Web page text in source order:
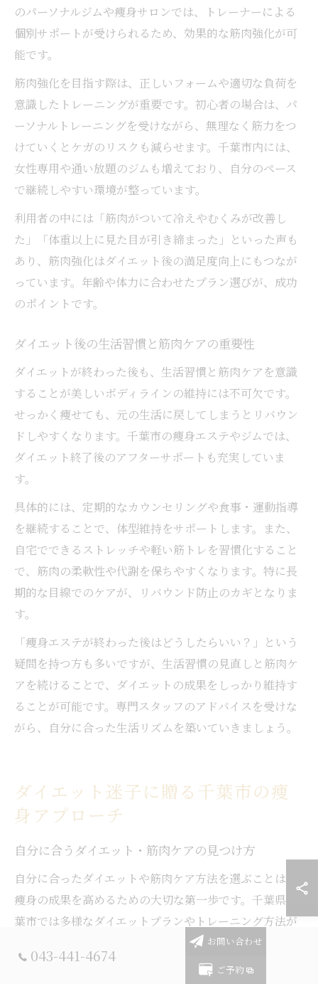
のパーソナルジムや痩身サロンでは、トレーナーによる
個別サポートが受けられるため、効果的な筋肉強化が可
能です。
筋肉強化を目指す際は、正しいフォームや適切な負荷を
意識したトレーニングが重要です。初心者の場合は、パ
ーソナルトレーニングを受けながら、無理なく筋力をつ
けていくとケガのリスクも減らせます。千葉市内には、
女性専用や通い放題のジムも増えており、自分のペース
で継続しやすい環境が整っています。
利用者の中には「筋肉がついて冷えやむくみが改善し
た」「体重以上に見た目が引き締まった」といった声も
あり、筋肉強化はダイエット後の満足度向上にもつなが
っています。年齢や体力に合わせたプラン選びが、成功
のポイントです。
ダイエット後の生活習慣と筋肉ケアの重要性
ダイエットが終わった後も、生活習慣と筋肉ケアを意識
することが美しいボディラインの維持には不可欠です。
せっかく痩せても、元の生活に戻してしまうとリバウン
ドしやすくなります。千葉市の痩身エステやジムでは、
ダイエット終了後のアフターサポートも充実していま
す。
具体的には、定期的なカウンセリングや食事・運動指導
を継続することで、体型維持をサポートします。また、
自宅でできるストレッチや軽い筋トレを習慣化すること
で、筋肉の柔軟性や代謝を保ちやすくなります。特に長
期的な目線でのケアが、リバウンド防止のカギとなりま
す。
「痩身エステが終わった後はどうしたらいい？」という
疑問を持つ方も多いですが、生活習慣の見直しと筋肉ケ
アを続けることで、ダイエットの成果をしっかり維持す
ることが可能です。専門スタッフのアドバイスを受けな
がら、自分に合った生活リズムを築いていきましょう。
ダイエット迷子に贈る千葉市の痩
身アプローチ
自分に合うダイエット・筋肉ケアの見つけ方
自分に合ったダイエットや筋肉ケア方法を選ぶことは、
痩身の成果を高めるための大切な第一歩です。千葉県千
葉市では多様なダイエットプランやトレーニング方法が
提供されており、年齢やライフスタイル、体質に合わせ
て選択することが可能です。例えば、運動が苦手な方は
043-441-4674
お問い合わせ
ご予約